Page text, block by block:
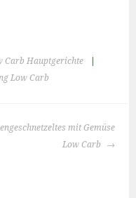
Carb Hauptgerichte
Low Carb
mit Gemüse
Low Carb